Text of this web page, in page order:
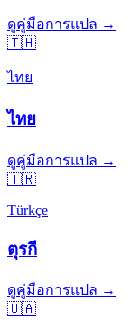
ดูคู่มือการแปล →
🇹🇭
ไทย
ไทย
ดูคู่มือการแปล →
🇹🇷
Türkçe
ตุรกี
ดูคู่มือการแปล →
🇺🇦